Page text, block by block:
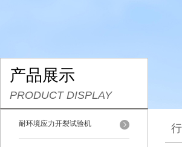
产品展示
PRODUCT DISPLAY
耐环境应力开裂试验机